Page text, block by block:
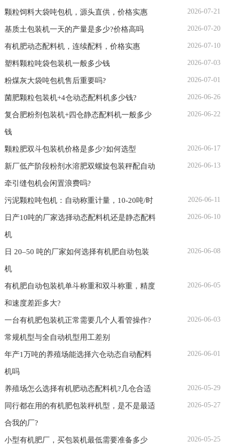
颗粒饲料大袋吨包机，源头直供，价格实惠 2026-07-21
基质土包装机一天的产量是多少?价格高吗 2026-07-20
有机肥动态配料机，连续配料，价格实惠 2026-07-10
塑料颗粒吨袋包装机一般多少钱 2026-07-03
粉煤灰大袋吨包机售后重要吗? 2026-07-01
菌肥颗粒包装机+4仓动态配料机多少钱? 2026-06-26
复合肥粉剂包装机+四仓静态配料机一般多少
钱
2026-06-22
颗粒肥双斗包装机价格是多少?如何选型 2026-06-17
新厂低产阶段粉剂水溶肥双螺旋包装秤配自动
牵引缝包机会闲置浪费吗?
2026-06-13
污泥颗粒吨包机：自动称重计量，10-20吨/时 2026-06-11
日产10吨的厂家选择动态配料机还是静态配料
机
2026-06-10
日 20–50 吨的厂家如何选择有机肥自动包装
机
2026-06-08
有机肥自动包装机单斗称重和双斗称重，精度
和速度差距多大?
2026-06-05
一台有机肥包装机正常需要几个人看管操作?
常规机型与全自动机型用工差别
2026-06-03
年产1万吨的养殖场能选择六仓动态自动配料
机吗
2026-06-01
养殖场怎么选择有机肥动态配料机?几仓合适 2026-05-29
同行都在用的有机肥包装秤机型，是不是最适
合我的厂?
2026-05-27
小型有机肥厂，买包装机最低需要准备多少 2026-05-25